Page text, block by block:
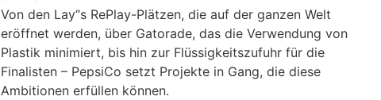
Von den Lay“s RePlay-Plätzen, die auf der ganzen Welt
eröffnet werden, über Gatorade, das die Verwendung von
Plastik minimiert, bis hin zur Flüssigkeitszufuhr für die
Finalisten – PepsiCo setzt Projekte in Gang, die diese
Ambitionen erfüllen können.